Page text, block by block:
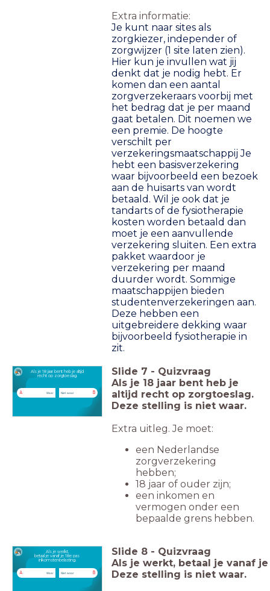
Extra informatie:
Je kunt naar sites als
zorgkiezer, independer of
zorgwijzer (1 site laten zien).
Hier kun je invullen wat jij
denkt dat je nodig hebt. Er
komen dan een aantal
zorgverzekeraars voorbij met
het bedrag dat je per maand
gaat betalen. Dit noemen we
een premie. De hoogte
verschilt per
verzekeringsmaatschappij Je
hebt een basisverzekering
waar bijvoorbeeld een bezoek
aan de huisarts van wordt
betaald. Wil je ook dat je
tandarts of de fysiotherapie
kosten worden betaald dan
moet je een aanvullende
verzekering sluiten. Een extra
pakket waardoor je
verzekering per maand
duurder wordt. Sommige
maatschappijen bieden
studentenverzekeringen aan.
Deze hebben een
uitgebreidere dekking waar
bijvoorbeeld fysiotherapie in
zit.
Als je 18 jaar bent heb je altijd
recht op zorgtoeslag.
A Waar B
Niet waar
Slide 7 - Quizvraag
Als je 18 jaar bent heb je
altijd recht op zorgtoeslag.
Deze stelling is niet waar.
Extra uitleg. Je moet:
een Nederlandse
zorgverzekering
hebben;
18 jaar of ouder zijn;
een inkomen en
vermogen onder een
bepaalde grens hebben.
Als je werkt,
betaal je vanaf je 18e pas
inkomstenbelasting.
A Waar B
Niet waar
Slide 8 - Quizvraag
Als je werkt, betaal je vanaf
Deze stelling is niet waar.